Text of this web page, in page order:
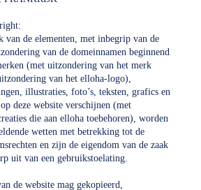
van de elementen, met inbegrip van de
van de domeinnamen beginnend
(met uitzondering van het merk
van het elloha-logo),
illustraties, foto’s, teksten, grafics en
deze website verschijnen (met
die aan elloha toebehoren), worden
wetten met betrekking tot de
en zijn de eigendom van de zaak
uit van een gebruikstoelating.
de website mag gekopieerd,